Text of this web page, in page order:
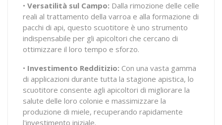
• Versatilità sul Campo: Dalla rimozione delle celle
reali al trattamento della varroa e alla formazione di
pacchi di api, questo scuotitore è uno strumento
indispensabile per gli apicoltori che cercano di
ottimizzare il loro tempo e sforzo.
• Investimento Redditizio: Con una vasta gamma
di applicazioni durante tutta la stagione apistica, lo
scuotitore consente agli apicoltori di migliorare la
salute delle loro colonie e massimizzare la
produzione di miele, recuperando rapidamente
l'investimento iniziale.